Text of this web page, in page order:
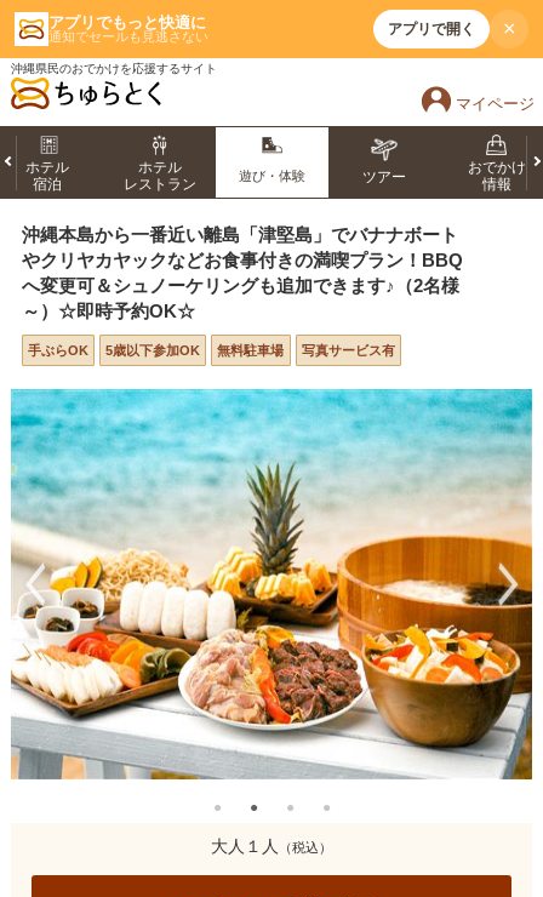
アプリでもっと快適に
通知でセールも見逃さない アプリで開く ×
沖縄県民のおでかけを応援するサイト
マイページ
ホテル
宿泊
ホテル
レストラン
遊び・体験 ツアー
おでかけ
情報
沖縄本島から一番近い離島「津堅島」でバナナボート
やクリヤカヤックなどお食事付きの満喫プラン！BBQ
へ変更可＆シュノーケリングも追加できます♪（2名様
～）☆即時予約OK☆
手ぶらOK 5歳以下参加OK 無料駐車場 写真サービス有
大人１人 （税込）